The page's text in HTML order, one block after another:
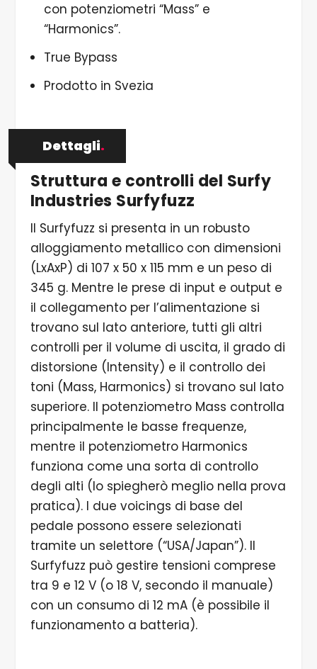
con potenziometri “Mass” e
“Harmonics”.
True Bypass
Prodotto in Svezia
Dettagli.
Struttura e controlli del Surfy
Industries Surfyfuzz
Il Surfyfuzz si presenta in un robusto
alloggiamento metallico con dimensioni
(LxAxP) di 107 x 50 x 115 mm e un peso di
345 g. Mentre le prese di input e output e
il collegamento per l’alimentazione si
trovano sul lato anteriore, tutti gli altri
controlli per il volume di uscita, il grado di
distorsione (Intensity) e il controllo dei
toni (Mass, Harmonics) si trovano sul lato
superiore. Il potenziometro Mass controlla
principalmente le basse frequenze,
mentre il potenziometro Harmonics
funziona come una sorta di controllo
degli alti (lo spiegherò meglio nella prova
pratica). I due voicings di base del
pedale possono essere selezionati
tramite un selettore (“USA/Japan”). Il
Surfyfuzz può gestire tensioni comprese
tra 9 e 12 V (o 18 V, secondo il manuale)
con un consumo di 12 mA (è possibile il
funzionamento a batteria).